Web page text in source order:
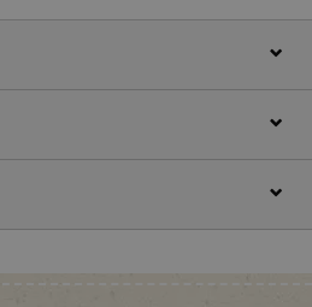
omogućavaju osnovnu
stranice, kao što su
na stranici te uređivanje